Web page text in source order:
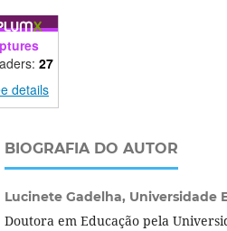
27
details
BIOGRAFIA DO AUTOR
Lucinete Gadelha, Universidade
Doutora em Educação pela